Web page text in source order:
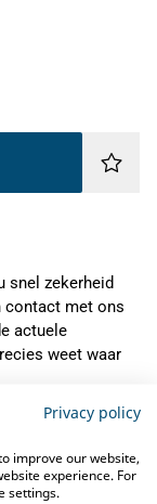
snel zekerheid
contact met ons
actuele
weet waar
Privacy policy
improve our website,
experience. For
settings.